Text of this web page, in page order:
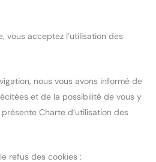
vous acceptez l’utilisation des
nous vous avons informé de
et de la possibilité de vous y
Charte d’utilisation des
refus des cookies :